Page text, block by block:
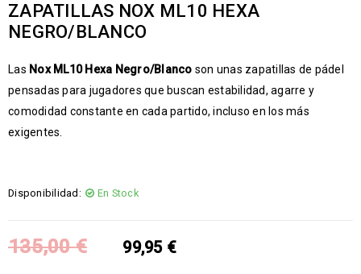
ZAPATILLAS NOX ML10 HEXA
NEGRO/BLANCO
Las Nox ML10 Hexa Negro/Blanco son unas zapatillas de pádel
pensadas para jugadores que buscan estabilidad, agarre y
comodidad constante en cada partido, incluso en los más
exigentes.
Disponibilidad: En Stock
135,00€ 99,95 €